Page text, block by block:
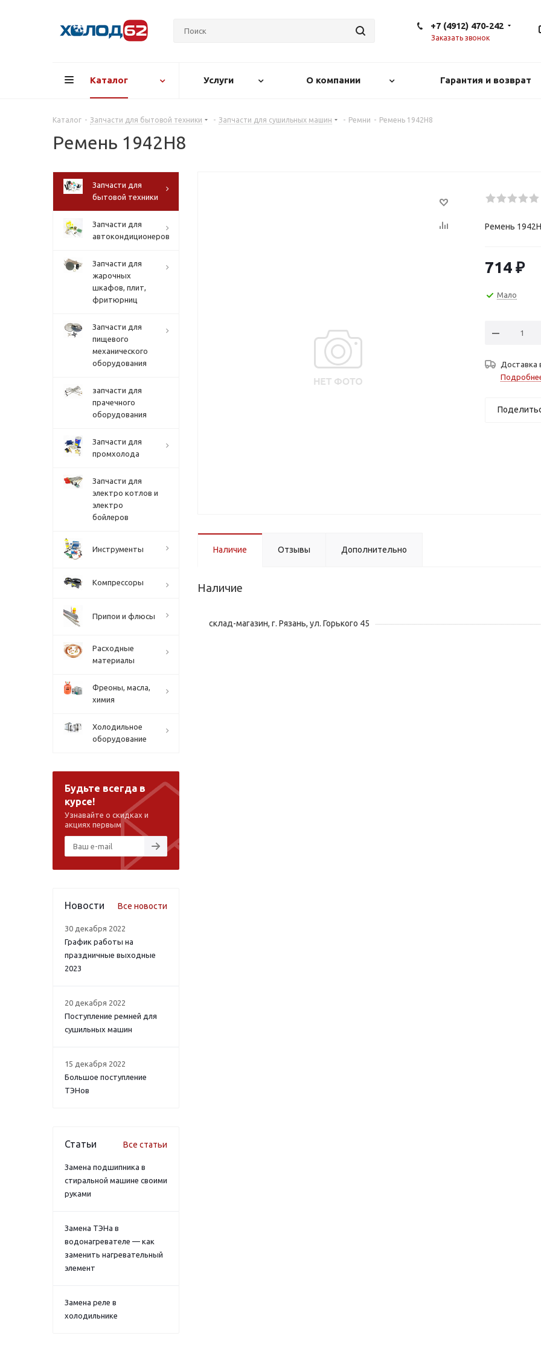
+7 (4912) 470-242
Заказать звонок
Каталог Услуги О компании Гарантия и возврат
Каталог - Запчасти для бытовой техники - Запчасти для сушильных машин - Ремни - Ремень 1942H8
Ремень 1942H8
Ремень
714 ₽
Мало
Доставка
Наличие Отзывы Дополнительно
Наличие
склад-магазин, г. Рязань, ул. Горького 45
Запчасти для
бытовой техники
Запчасти для
автокондиционеров
Запчасти для
жарочных
шкафов, плит,
фритюрниц
Запчасти для
пищевого
механического
оборудования
запчасти для
прачечного
оборудования
Запчасти для
промхолода
Запчасти для
электро котлов и
электро
бойлеров
Инструменты
Компрессоры
Припои и флюсы
Расходные
материалы
Фреоны, масла,
химия
Холодильное
оборудование
Будьте всегда в
курсе!
Узнавайте о скидках и
акциях первым
Новости Все новости
30 декабря 2022
График работы на
праздничные выходные
2023
20 декабря 2022
Поступление ремней для
сушильных машин
15 декабря 2022
Большое поступление
ТЭНов
Статьи Все статьи
Замена подшипника в
стиральной машине своими
руками
Замена ТЭНа в
водонагревателе — как
заменить нагревательный
элемент
Замена реле в
холодильнике